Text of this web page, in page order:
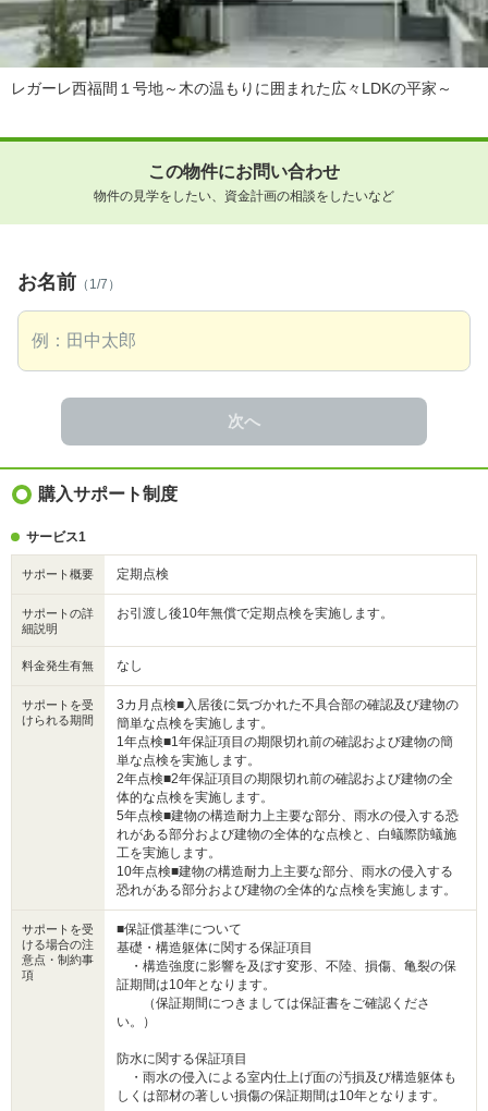
レガーレ西福間１号地～木の温もりに囲まれた広々LDKの平家～
この物件にお問い合わせ
物件の見学をしたい、資金計画の相談をしたいなど
お名前 （1/7）
次へ
購入サポート制度
サービス1
サポート概要 定期点検
サポートの詳
細説明
お引渡し後10年無償で定期点検を実施します。
料金発生有無 なし
サポートを受
けられる期間
3カ月点検■入居後に気づかれた不具合部の確認及び建物の
簡単な点検を実施します。
1年点検■1年保証項目の期限切れ前の確認および建物の簡
単な点検を実施します。
2年点検■2年保証項目の期限切れ前の確認および建物の全
体的な点検を実施します。
5年点検■建物の構造耐力上主要な部分、雨水の侵入する恐
れがある部分および建物の全体的な点検と、白蟻際防蟻施
工を実施します。
10年点検■建物の構造耐力上主要な部分、雨水の侵入する
恐れがある部分および建物の全体的な点検を実施します。
サポートを受
ける場合の注
意点・制約事
項
■保証償基準について
基礎・構造躯体に関する保証項目
・構造強度に影響を及ぼす変形、不陸、損傷、亀裂の保
証期間は10年となります。
（保証期間につきましては保証書をご確認くださ
い。）
防水に関する保証項目
・雨水の侵入による室内仕上げ面の汚損及び構造躯体も
しくは部材の著しい損傷の保証期間は10年となります。